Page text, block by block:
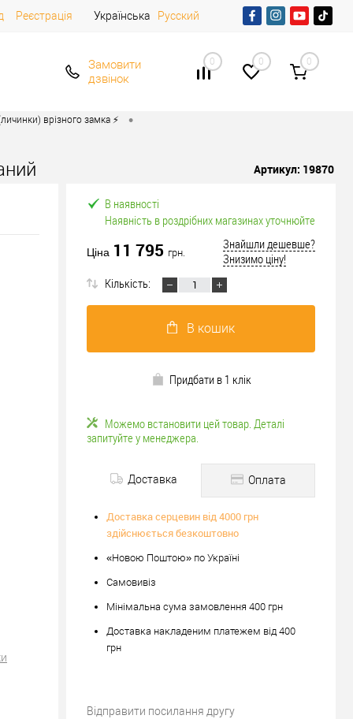
Реєстрація Українська Русский
Замовити
дзвінок
0 0 0
врізного замка ⚡️ •
Артикул: 19870
В наявності
Наявність в роздрібних магазинах уточнюйте
Ціна 11 795 грн.
Знайшли дешевше?
Знизимо ціну!
Кількість:
В кошик
Придбати в 1 клік
Можемо встановити цей товар. Деталі
запитуйте у менеджера.
Доставка Оплата
Доставка серцевин від 4000 грн
здійснюється безкоштовно
«Новою Поштою» по Україні
Самовивіз
Мінімальна сума замовлення 400 грн
Доставка накладеним платежем від 400
грн
Відправити посилання другу